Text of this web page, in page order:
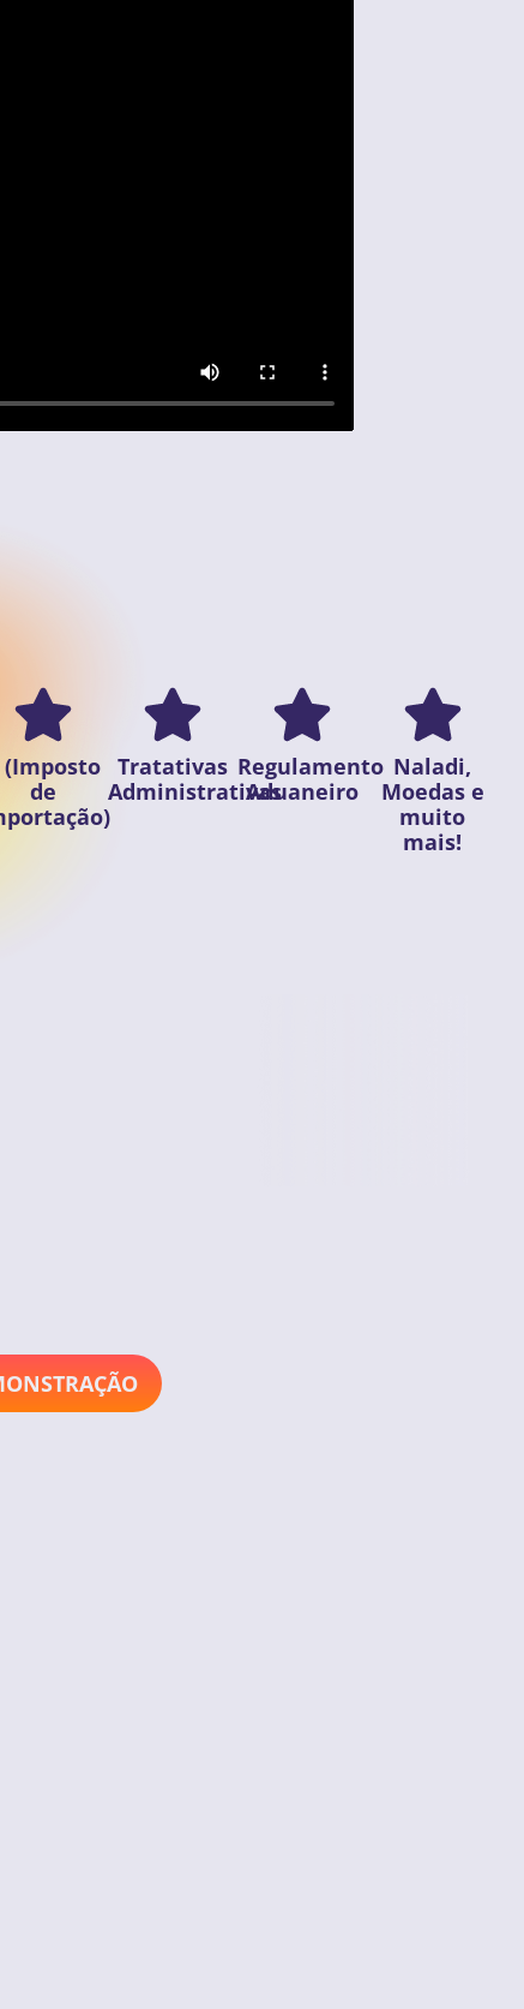
(Imposto
de
Tratativas
Administrativas
Regulamento
Aduaneiro
Naladi,
Moedas e
muito
mais!